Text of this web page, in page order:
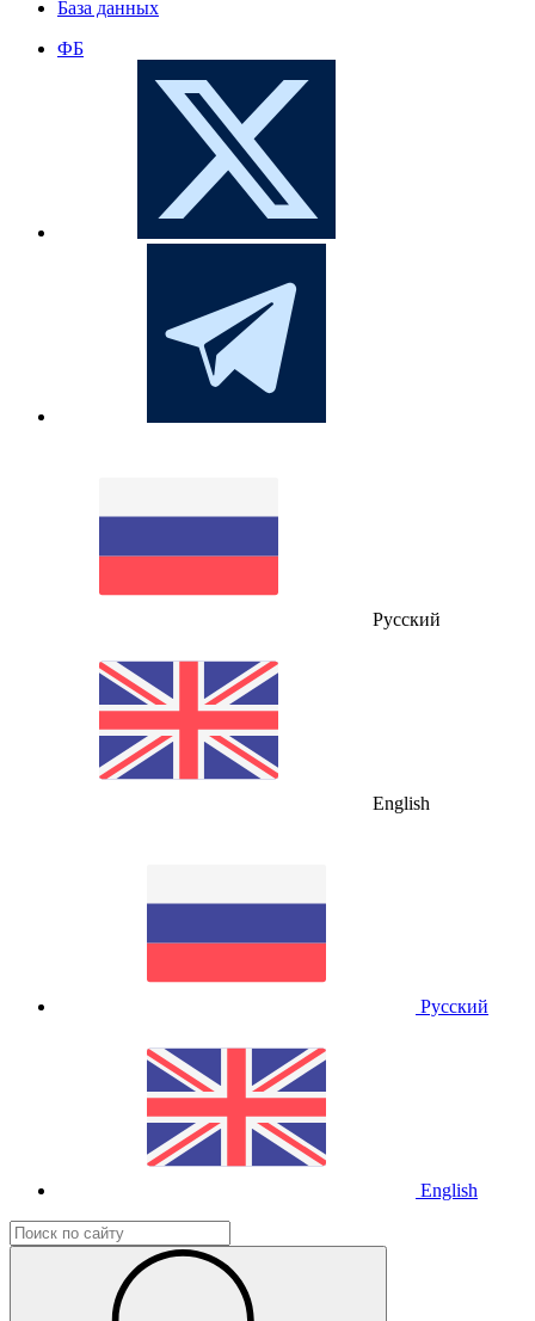
База данных
ФБ
Русский
English
Русский
English